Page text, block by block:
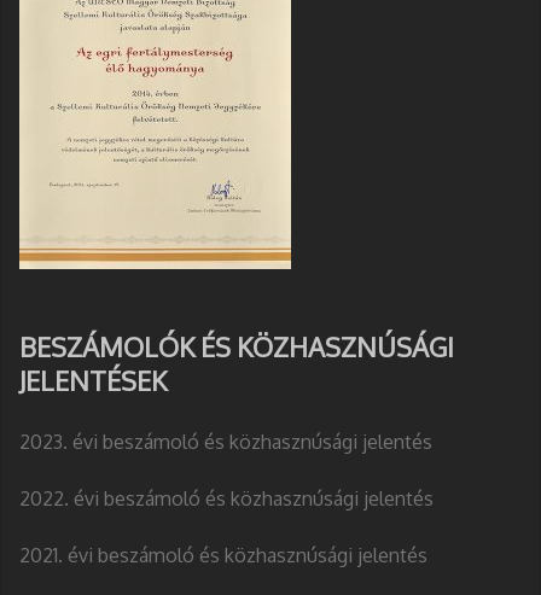
BESZÁMOLÓK ÉS KÖZHASZNÚSÁGI
JELENTÉSEK
2023. évi beszámoló és közhasznúsági jelentés
2022. évi beszámoló és közhasznúsági jelentés
2021. évi beszámoló és közhasznúsági jelentés